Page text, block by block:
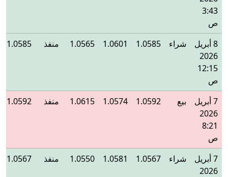
3:43
ص
8 أبريل
2026
12:15
ص
شراء 1.0585
1.0601
1.0565 منفذ 1.0585
7 أبريل
2026
8:21
ص
بيع 1.0592
1.0574
1.0615 منفذ 1.0592
7 أبريل
2026
شراء 1.0567
1.0581
1.0550 منفذ 1.0567